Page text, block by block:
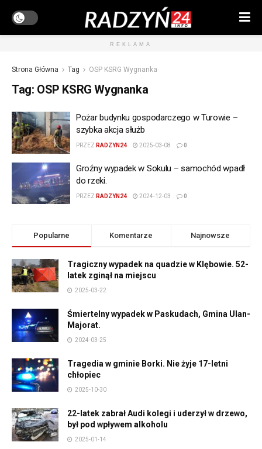
REKLAMA
Strona Główna Tag OSP KSRG Wygnanka
Tag: OSP KSRG Wygnanka
Pożar budynku gospodarczego w Turowie –
szybka akcja służb
PRZEZ RADZYN24 2025-03-08 0
Groźny wypadek w Sokulu – samochód wpadł
do rzeki.
PRZEZ RADZYN24 2024-12-03 0
Popularne Komentarze Najnowsze
Tragiczny wypadek na quadzie w Klębowie. 52-
latek zginął na miejscu
2025-03-22
Śmiertelny wypadek w Paskudach, Gmina Ulan-
Majorat.
2024-03-25
Tragedia w gminie Borki. Nie żyje 17-letni
chłopiec
2025-10-30
22-latek zabrał Audi kolegi i uderzył w drzewo,
był pod wpływem alkoholu
2025-01-14